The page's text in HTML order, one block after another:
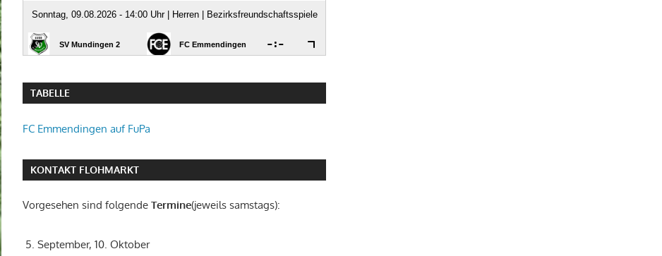
TABELLE
FC Emmendingen auf FuPa
KONTAKT FLOHMARKT
Vorgesehen sind folgende Termine(jeweils samstags):
5. September, 10. Oktober